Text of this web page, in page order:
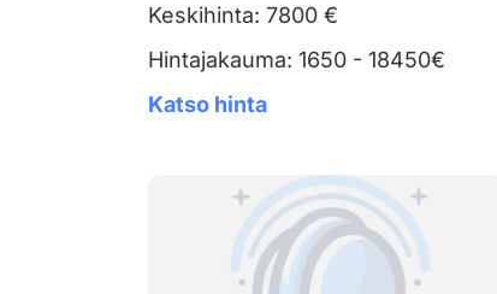
Keskihinta: 7800 €
Hintajakauma: 1650 - 18450€
Katso hinta